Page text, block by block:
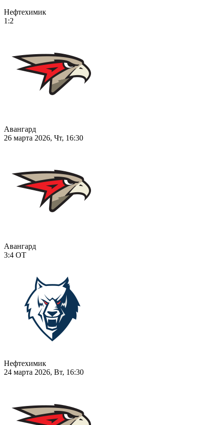
Нефтехимик
1:2
Авангард
26 марта 2026, Чт, 16:30
Авангард
3:4 ОТ
Нефтехимик
24 марта 2026, Вт, 16:30